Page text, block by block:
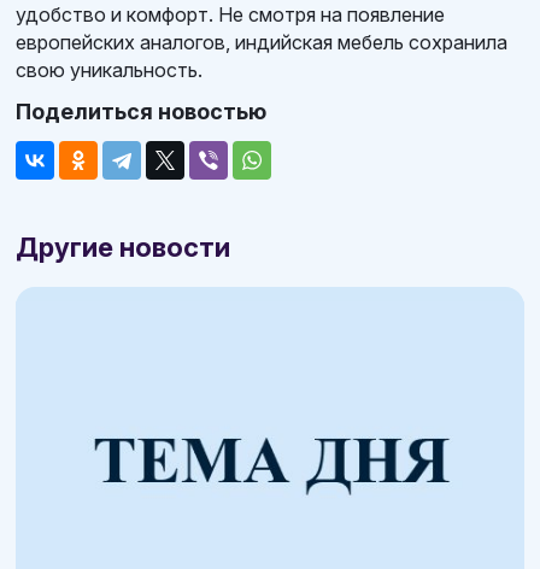
удобство и комфорт. Не смотря на появление
европейских аналогов, индийская мебель сохранила
свою уникальность.
Поделиться новостью
Другие новости